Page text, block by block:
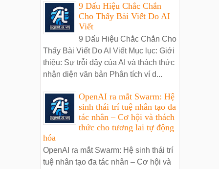
9 Dấu Hiệu Chắc Chắn
Cho Thấy Bài Viết Do AI
Viết
9 Dấu Hiệu Chắc Chắn Cho
Thấy Bài Viết Do AI Viết Mục lục: Giới
thiệu: Sự trỗi dậy của AI và thách thức
nhận diện văn bản Phân tích ví d...
OpenAI ra mắt Swarm: Hệ
sinh thái trí tuệ nhân tạo đa
tác nhân – Cơ hội và thách
thức cho tương lai tự động
hóa
OpenAI ra mắt Swarm: Hệ sinh thái trí
tuệ nhân tạo đa tác nhân – Cơ hội và